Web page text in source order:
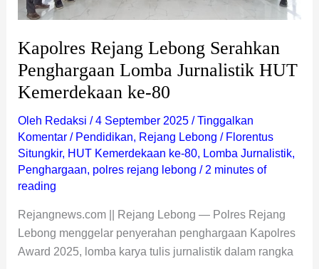
Kapolres Rejang Lebong Serahkan
Penghargaan Lomba Jurnalistik HUT
Kemerdekaan ke-80
Oleh Redaksi /4 September 2025 /Tinggalkan
Komentar / Pendidikan, Rejang Lebong / Florentus
Situngkir, HUT Kemerdekaan ke-80, Lomba Jurnalistik,
Penghargaan, polres rejang lebong / 2 minutes of
reading
Rejangnews.com || Rejang Lebong — Polres Rejang
Lebong menggelar penyerahan penghargaan Kapolres
Award 2025, lomba karya tulis jurnalistik dalam rangka
ke-